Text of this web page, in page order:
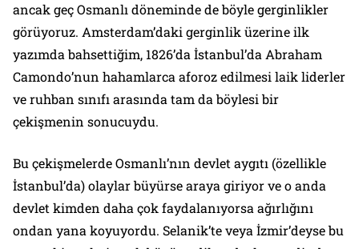
ancak geç Osmanlı döneminde de böyle gerginlikler
görüyoruz. Amsterdam’daki gerginlik üzerine ilk
yazımda bahsettiğim, 1826’da İstanbul’da Abraham
Camondo’nun hahamlarca aforoz edilmesi laik liderler
ve ruhban sınıfı arasında tam da böylesi bir
çekişmenin sonucuydu.
Bu çekişmelerde Osmanlı’nın devlet aygıtı (özellikle
İstanbul’da) olaylar büyürse araya giriyor ve o anda
devlet kimden daha çok faydalanıyorsa ağırlığını
ondan yana koyuyordu. Selanik’te veya İzmir’deyse bu